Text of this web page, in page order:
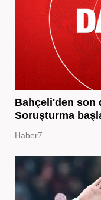
Bahçeli'den son
Soruşturma
Haber7